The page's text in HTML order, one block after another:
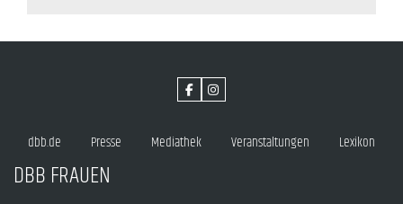
dbb.de Presse Mediathek Veranstaltungen Lexikon
DBB FRAUEN